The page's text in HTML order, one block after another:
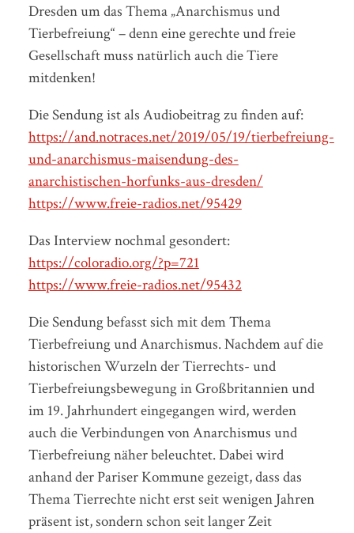
Dresden um das Thema „Anarchismus und
Tierbefreiung“ – denn eine gerechte und freie
Gesellschaft muss natürlich auch die Tiere
mitdenken!
Die Sendung ist als Audiobeitrag zu finden auf:
https://and.notraces.net/2019/05/19/tierbefreiung-
und-anarchismus-maisendung-des-
anarchistischen-horfunks-aus-dresden/
https://www.freie-radios.net/95429
Das Interview nochmal gesondert:
https://coloradio.org/?p=721
https://www.freie-radios.net/95432
Die Sendung befasst sich mit dem Thema
Tierbefreiung und Anarchismus. Nachdem auf die
historischen Wurzeln der Tierrechts- und
Tierbefreiungsbewegung in Großbritannien und
im 19. Jahrhundert eingegangen wird, werden
auch die Verbindungen von Anarchismus und
Tierbefreiung näher beleuchtet. Dabei wird
anhand der Pariser Kommune gezeigt, dass das
Thema Tierrechte nicht erst seit wenigen Jahren
präsent ist, sondern schon seit langer Zeit